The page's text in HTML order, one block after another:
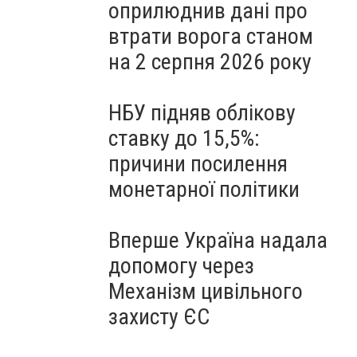
оприлюднив дані про
втрати ворога станом
на 2 серпня 2026 року
НБУ підняв облікову
ставку до 15,5%:
причини посилення
монетарної політики
Вперше Україна надала
допомогу через
Механізм цивільного
захисту ЄС